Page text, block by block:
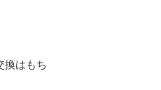
換はもち